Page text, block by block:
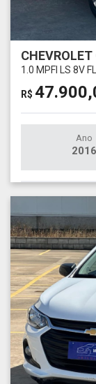
CHEVROLET
1.0 MPFI LS 8V
R$
Ano
2016